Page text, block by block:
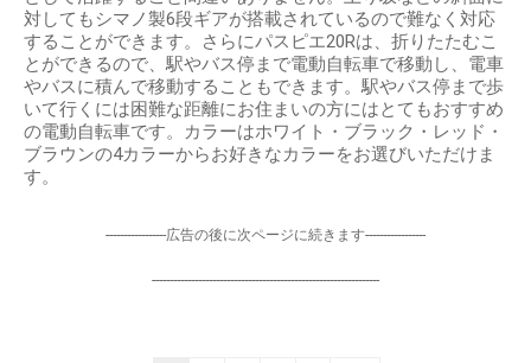
対してもシマノ製6段ギアが搭載されているので難なく対応
することができます。さらにパスピエ20Rは、折りたたむこ
とができるので、駅やバス停まで電動自転車で移動し、電車
やバスに積んで移動することもできます。駅やバス停まで歩
いて行くには困難な距離にお住まいの方にはとてもおすすめ
の電動自転車です。カラーはホワイト・ブラック・レッド・
ブラウンの4カラーからお好きなカラーをお選びいただけま
す。
-----------------広告の後に次ページに続きます-----------------
----------------------------------------------------------------